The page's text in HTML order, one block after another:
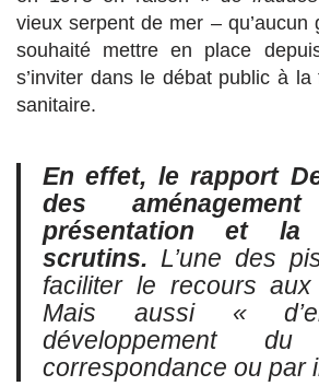
vieux serpent de mer – qu’aucun
souhaité mettre en place
s’inviter dans le débat public à
sanitaire.
En effet, le rapport
des
présentation et la
scrutins. L’une des
faciliter le recours aux
Mais aussi «
développement
correspondance ou par